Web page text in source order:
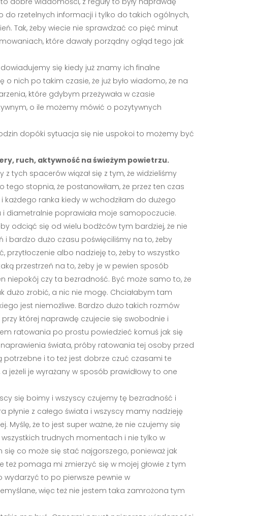
do rzetelnych informacji i tylko do takich ogólnych,
Tak, żeby wiecie nie sprawdzać co pięć minut
które dawały porządny ogląd tego jak
się kiedy już znamy ich finalne
o nich po takim czasie, że już było wiadomo, że na
które gdybym przeżywała w czasie
o ile możemy mówić o pozytywnych
dopóki sytuacja się nie uspokoi to możemy być
ruch, aktywność na świeżym powietrzu.
tych spacerów wiązał się z tym, że widzieliśmy
stopnia, że postanowiłam, że przez ten czas
ranka kiedy w wchodziłam do dużego
i diametralnie poprawiała moje samopoczucie.
odciąć się od wielu bodźców tym bardziej, że nie
bardzo dużo czasu poświęciliśmy na to, żeby
albo nadzieję to, żeby to wszystko
przestrzeń na to, żeby je w pewien sposób
niepokój czy ta bezradność. Być może samo to, że
dużo zrobić, a nic nie mogę. Chciałabym tam
jest niemożliwe. Bardzo dużo takich rozmów
której naprawdę czujecie się swobodnie i
ratowania po prostu powiedzieć komuś jak się
świata, próby ratowania tej osoby przed
potrzebne i to też jest dobrze czuć czasami te
jeżeli je wyrażany w sposób prawidłowy to one
się boimy i wszyscy czujemy tę bezradność i
płynie z całego świata i wszyscy mamy nadzieję
że to jest super ważne, że nie czujemy się
trudnych momentach i nie tylko w
co może się stać najgorszego, ponieważ jak
pomaga mi zmierzyć się w mojej głowie z tym
to po pierwsze pewnie w
więc też nie jestem taka zamrożona tym